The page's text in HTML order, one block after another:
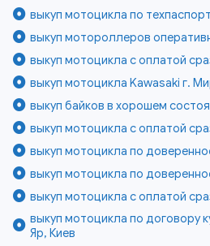
выкуп мотоцикла по
выкуп мотороллеров
выкуп мотоцикла с оплатой
выкуп мотоцикла Kawasaki г.
выкуп байков в хорошем
выкуп мотоцикла с оплатой
выкуп мотоцикла по
выкуп мотоцикла по
выкуп мотоцикла с оплатой
выкуп мотоцикла по договору
Яр, Киев